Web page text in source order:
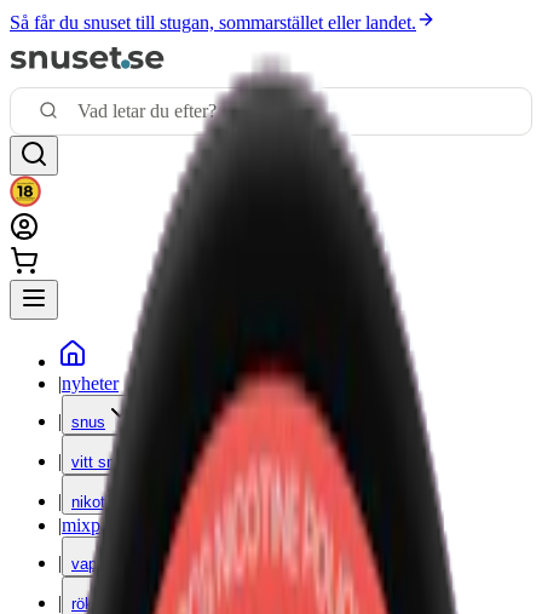
Så får du snuset till stugan, sommarstället eller landet.
|nyheter
| snus
| vitt snus
| nikotinfritt
|mixpack
| vape
| rökning